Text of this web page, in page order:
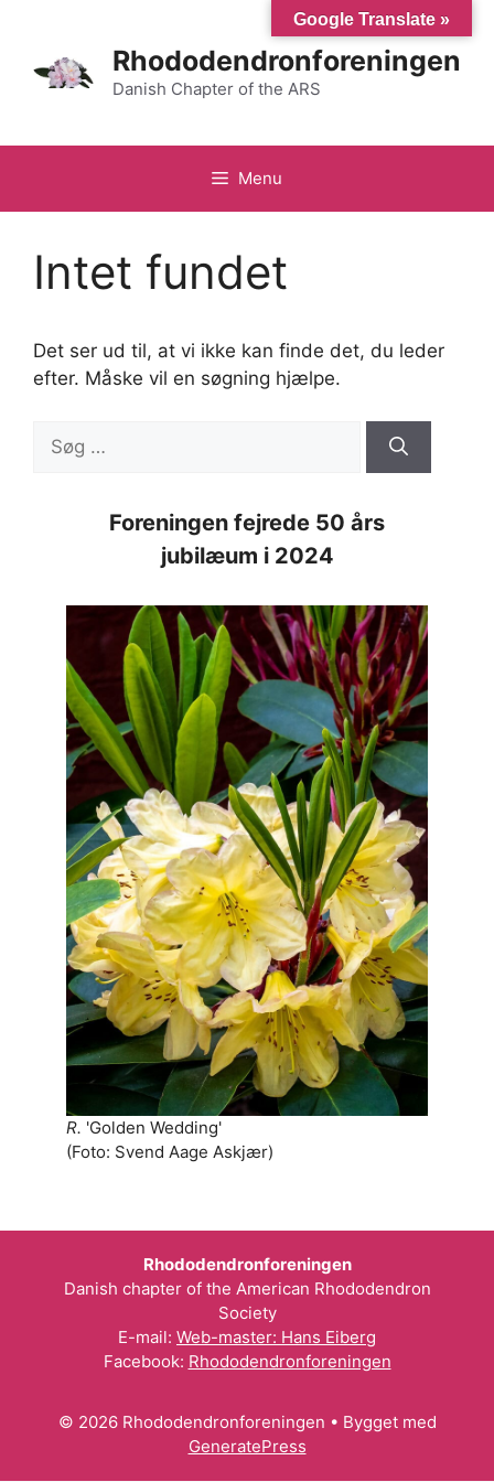
indhold
Rhododendronforeningen
Danish Chapter of the ARS
Menu
Intet fundet
Det ser ud til, at vi ikke kan finde det, du leder
efter. Måske vil en søgning hjælpe.
efter:
Foreningen fejrede 50 års
jubilæum i 2024
R. 'Golden Wedding'
(Foto: Svend Aage Askjær)
Rhododendronforeningen
Danish chapter of the American Rhododendron
Society
E-mail: Web-master: Hans Eiberg
Facebook: Rhododendronforeningen
© 2026 Rhododendronforeningen • Bygget med
GeneratePress
Google Translate »